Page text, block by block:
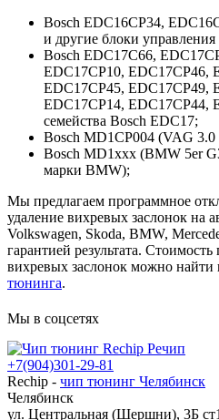
Bosch EDC16CP34,
и другие блоки
Bosch EDC17C66,
EDC17CP10, EDC17CP46,
EDC17CP45, EDC17CP49,
EDC17CP14, EDC17CP44,
семейства Bosch EDC17;
Bosch MD1CP004 (VAG
Bosch MD1xxx (BMW 5er
марки BMW);
Мы предлагаем программное
удаление вихревых заслонок на
Volkswagen, Skoda, BMW,
гарантией результата.
вихревых заслонок можно
тюнинга.
Мы в соцсетях
+7(904)301-29-81
Rechip - чип тюнинг Челябинск
Челябинск
ул. Центральная (Шершни), 3Б